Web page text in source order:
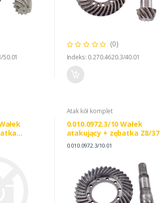
50.01
(0)
Indeks: 0.270.4620.3/40.01
Atak kół komplet
0.010.0972.3/10 Wałek
atakujący + zębatka Z8/37
0.010.0972.3/10.01